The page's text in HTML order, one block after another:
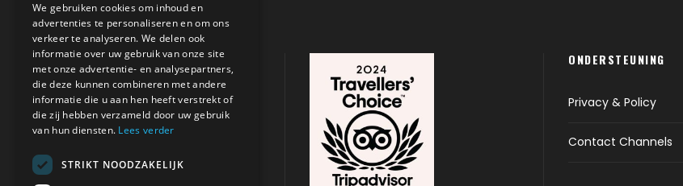
CONTACTGEGEVENS
Adres:Argasi , Zakynthos/Tsilivi,
Zakynthos
+31 621 680 053
ONDERSTEUNING
Privacy & Policy
Contact Channels
We gebruiken cookies om inhoud en
advertenties te personaliseren en om ons
verkeer te analyseren. We delen ook
informatie over uw gebruik van onze site
met onze advertentie- en analysepartners,
die deze kunnen combineren met andere
informatie die u aan hen heeft verstrekt of
die zij hebben verzameld door uw gebruik
van hun diensten. Lees verder
STRIKT NOODZAKELIJK